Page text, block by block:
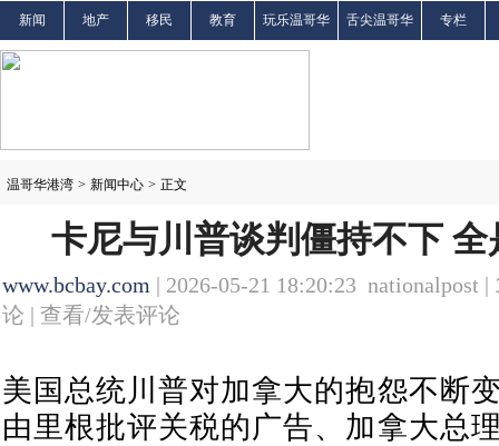
新闻 地产 移民 教育 玩乐温哥华 舌尖温哥华 专栏
温哥华港湾 > 新闻中心 > 正文
卡尼与川普谈判僵持不下
www.bcbay.com | 2026-05-21 18:20:23 nationalpost |
论 | 查看/发表评论
美国总统川普对加拿大的抱怨不断
由里根批评关税的广告、加拿大总